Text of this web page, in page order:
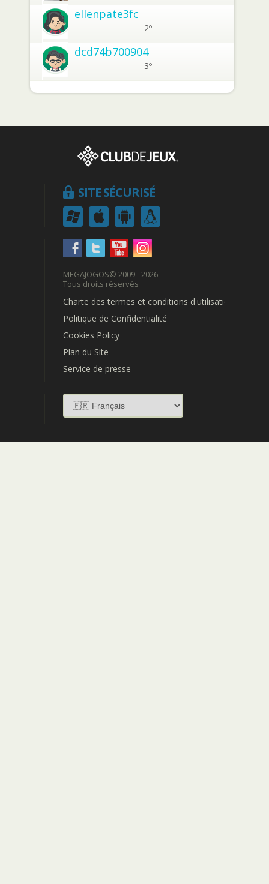
ellenpate3fc
2º
dcd74b700904
3º
SITE SÉCURISÉ
MEGAJOGOS© 2009 - 2026
Tous droits réservés
Charte des termes et conditions d'utilisation
Politique de Confidentialité
Cookies Policy
Plan du Site
Service de presse